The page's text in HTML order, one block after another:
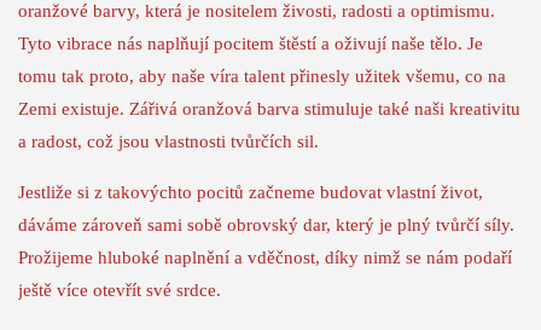
oranžové barvy, která je nositelem živosti, radosti a optimismu.
Tyto vibrace nás naplňují pocitem štěstí a oživují naše tělo. Je
tomu tak proto, aby naše víra talent přinesly užitek všemu, co na
Zemi existuje. Zářivá oranžová barva stimuluje také naši kreativitu
a radost, což jsou vlastnosti tvůrčích sil.
Jestliže si z takovýchto pocitů začneme budovat vlastní život,
dáváme zároveň sami sobě obrovský dar, který je plný tvůrčí síly.
Prožijeme hluboké naplnění a vděčnost, díky nimž se nám podaří
ještě více otevřít své srdce.